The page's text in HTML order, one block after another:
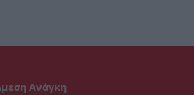
Ανάγκη